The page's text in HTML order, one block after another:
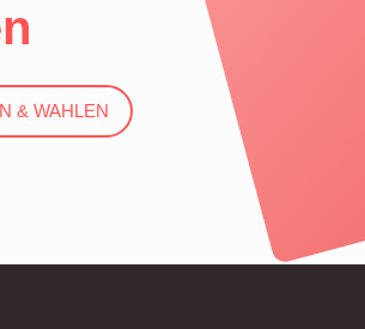
& WAHLEN